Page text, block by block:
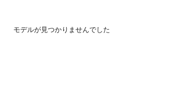
モデルが見つかりませんでした